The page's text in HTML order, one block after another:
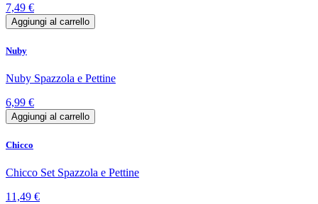
7,49 €
Aggiungi al carrello
Nuby
Nuby Spazzola e Pettine
6,99 €
Aggiungi al carrello
Chicco
Chicco Set Spazzola e Pettine
11,49 €